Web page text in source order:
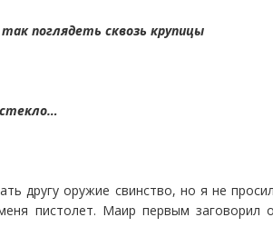
поглядеть сквозь крупицы
другу оружие свинство, но я не
пистолет. Маир первым заговорил